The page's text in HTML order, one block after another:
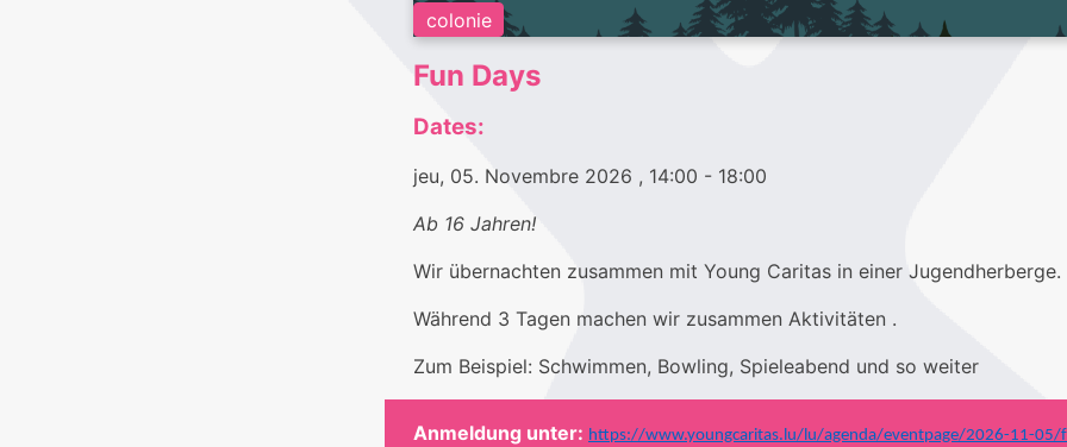
colonie
Fun Days
Dates:
jeu, 05. Novembre 2026 , 14:00 - 18:00
Ab 16 Jahren!
Wir übernachten zusammen mit Young Caritas in einer Jugendherberge.
Während 3 Tagen machen wir zusammen Aktivitäten .
Zum Beispiel: Schwimmen, Bowling, Spieleabend und so weiter
Anmeldung unter: https://www.youngcaritas.lu/lu/agenda/eventpage/2026-11-05/